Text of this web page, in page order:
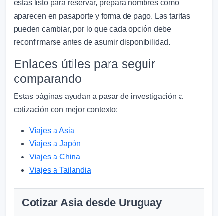
estás listo para reservar, prepara nombres como
aparecen en pasaporte y forma de pago. Las tarifas
pueden cambiar, por lo que cada opción debe
reconfirmarse antes de asumir disponibilidad.
Enlaces útiles para seguir
comparando
Estas páginas ayudan a pasar de investigación a
cotización con mejor contexto:
Viajes a Asia
Viajes a Japón
Viajes a China
Viajes a Tailandia
Cotizar Asia desde Uruguay